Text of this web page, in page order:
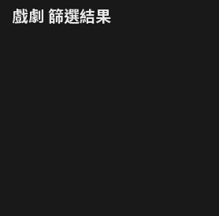
戲劇 篩選結果